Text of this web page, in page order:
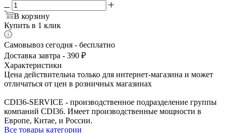
В корзину
Купить в 1 клик
Самовывоз сегодня - бесплатно
Доставка завтра - 390 ₽
Характеристики
Цена действительна только для интернет-магазина и может
отличаться от цен в розничных магазинах
CDI36-SERVICE - производственное подразделение группы
компаний CDI36. Имеет производственные мощности в
Европе, Китае, и России.
Все товары категории